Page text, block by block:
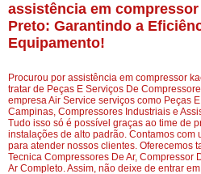
assistência em
Preto: Garantindo a
Equipamento!
Procurou por assistência em compressor
tratar de Peças E Serviços De
empresa Air Service serviços como Peças
Campinas, Compressores Industriais e
Tudo isso só é possível graças ao time de
instalações de alto padrão. Contamos com
para atender nossos clientes. Oferecemos
Tecnica Compressores De Ar, Compressor
Ar Completo. Assim, não deixe de entrar